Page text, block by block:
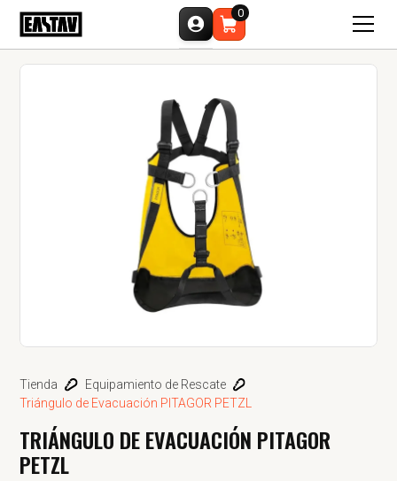
0
Tienda
Equipamiento de Rescate
Triángulo de Evacuación PITAGOR PETZL
TRIÁNGULO DE EVACUACIÓN PITAGOR
PETZL